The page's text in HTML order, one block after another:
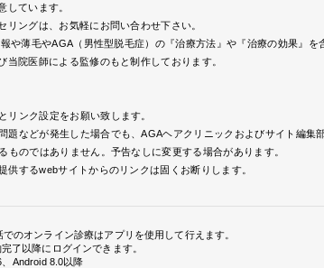
しています。
ングは、お気軽にお問い合わせ下さい。
や薄毛やAGA（男性型脱毛症）の『治療方法』や『治療の効果』を
院医師による監修のもと制作しております。
リンク設定をお願い致します。
などが発生した場合でも、AGAヘアクリニックおよびサイト編集
のではありません。予告なしに変更する場合があります。
するwebサイトからのリンクは固くお断りします。
のオンライン診療はアプリを使用して行えます。
了以降にログインできます。
Android 8.0以降